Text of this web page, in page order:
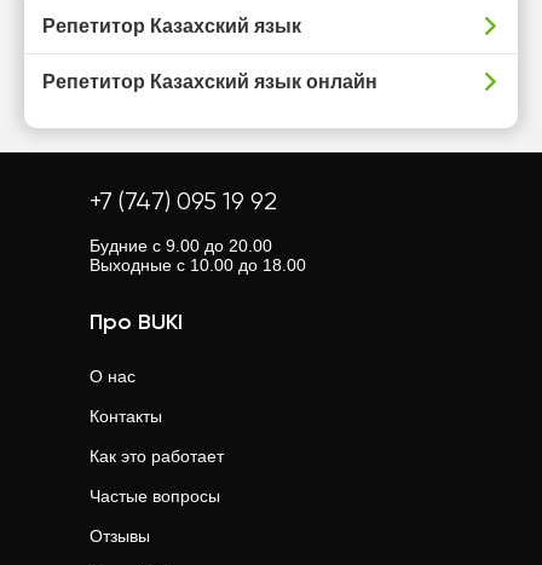
Репетитор Казахский язык
Репетитор Казахский язык онлайн
+7 (747) 095 19 92
Будние с 9.00 до 20.00
Выходные с 10.00 до 18.00
Про BUKI
О нас
Контакты
Как это работает
Частые вопросы
Отзывы